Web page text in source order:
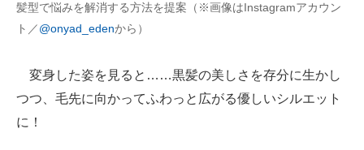
髪型で悩みを解消する方法を提案（※画像はInstagramアカウン
ト／@onyad_edenから）
変身した姿を見ると……黒髪の美しさを存分に生かし
つつ、毛先に向かってふわっと広がる優しいシルエット
に！